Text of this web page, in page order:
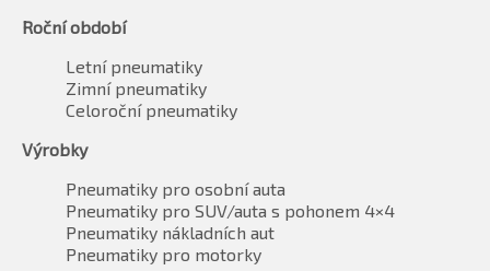
Roční období
Letní pneumatiky
Zimní pneumatiky
Celoroční pneumatiky
Výrobky
Pneumatiky pro osobní auta
Pneumatiky pro SUV/auta s pohonem 4×4
Pneumatiky nákladních aut
Pneumatiky pro motorky